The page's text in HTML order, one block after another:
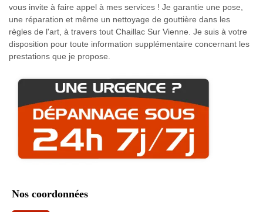
vous invite à faire appel à mes services ! Je garantie une pose,
une réparation et même un nettoyage de gouttière dans les
règles de l'art, à travers tout Chaillac Sur Vienne. Je suis à votre
disposition pour toute information supplémentaire concernant les
prestations que je propose.
Nos coordonnées